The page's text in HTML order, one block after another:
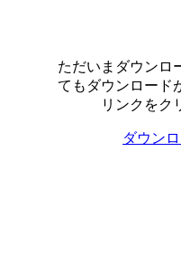
ただいまダウンロ
てもダウンロード
リンクをク
ダウン